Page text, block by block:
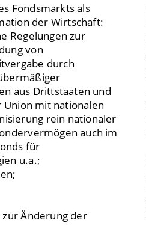
Fondsmarkts als
der Wirtschaft:
Regelungen zur
von
durch
aus Drittstaaten und
Union mit nationalen
rein nationaler
auch im
für
u.a.;
zur Änderung der